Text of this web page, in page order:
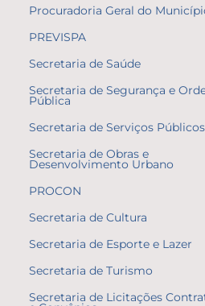
Procuradoria Geral do
PREVISPA
Secretaria de Saúde
Secretaria de Segurança e
Pública
Secretaria de Serviços Públicos
Secretaria de Obras e
Desenvolvimento Urbano
PROCON
Secretaria de Cultura
Secretaria de Esporte e Lazer
Secretaria de Turismo
Secretaria de Licitações